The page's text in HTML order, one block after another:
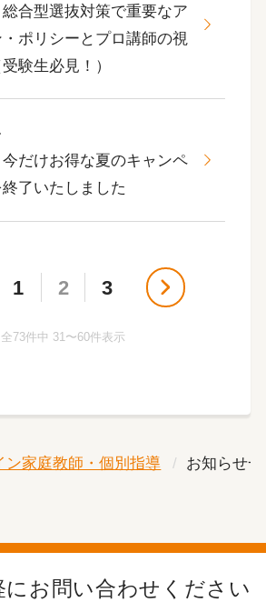
総合型選抜対策で重要なア
・ポリシーとプロ講師の視
験生必見！）
今だけお得な夏のキャンペ
了いたしました
1 2 3
全73件中 31〜60件表示
ン家庭教師・個別指導 お知らせ
にお問い合わせください